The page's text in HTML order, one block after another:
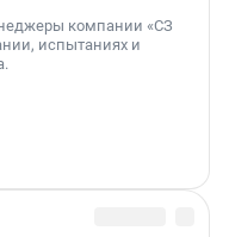
компании «СЗ
испытаниях и